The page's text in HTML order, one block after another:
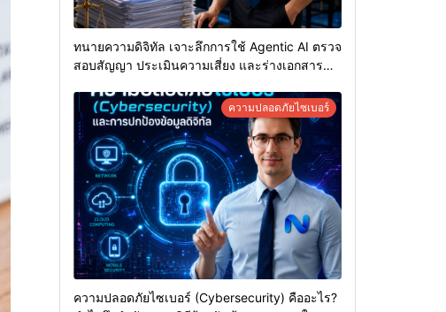
ทนายความดิจิทัล เจาะลึกการใช้ Agentic AI ตรวจ
สอบสัญญา ประเมินความเสี่ยง และร่างเอกสาร
ความปลอดภัยไซเบอร์
ความปลอดภัยไซเบอร์ (Cybersecurity) คืออะไร?